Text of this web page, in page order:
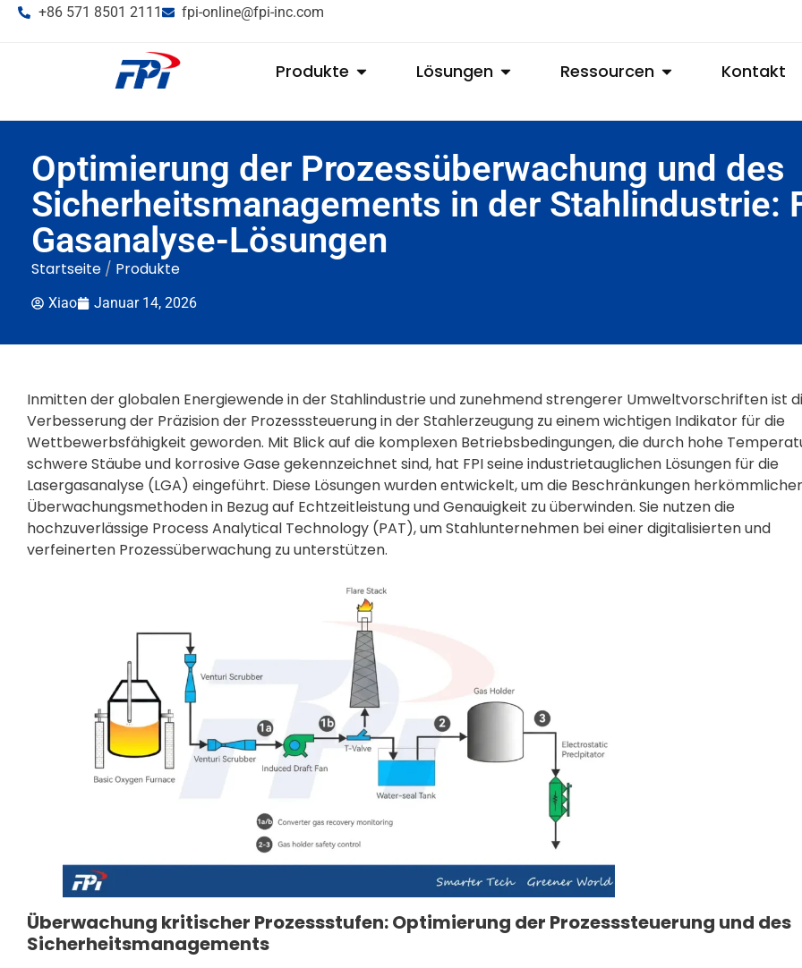
+86 571 8501 2111 fpi-online@fpi-inc.com
Produkte Lösungen Ressourcen Kontakt
Optimierung der Prozessüberwachung und des
Sicherheitsmanagements in der Stahlindustrie:
Gasanalyse-Lösungen
Startseite/ Produkte
Xiao Januar 14, 2026
Inmitten der globalen Energiewende in der Stahlindustrie und zunehmend strengerer Umweltvorschriften ist
Verbesserung der Präzision der Prozesssteuerung in der Stahlerzeugung zu einem wichtigen Indikator für die
Wettbewerbsfähigkeit geworden. Mit Blick auf die komplexen Betriebsbedingungen, die durch hohe
schwere Stäube und korrosive Gase gekennzeichnet sind, hat FPI seine industrietauglichen Lösungen für die
Lasergasanalyse (LGA) eingeführt. Diese Lösungen wurden entwickelt, um die Beschränkungen herkömmlicher
Überwachungsmethoden in Bezug auf Echtzeitleistung und Genauigkeit zu überwinden. Sie nutzen die
hochzuverlässige Process Analytical Technology (PAT), um Stahlunternehmen bei einer digitalisierten und
verfeinerten Prozessüberwachung zu unterstützen.
Überwachung kritischer Prozessstufen: Optimierung der Prozesssteuerung und des
Sicherheitsmanagements